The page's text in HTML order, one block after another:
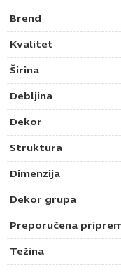
Brend
Kvalitet
Širina
Debljina
Dekor
Struktura
Dimenzija
Dekor grupa
Preporučena
Težina